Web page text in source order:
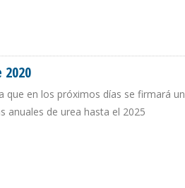
que en los próximos días se firmará un
anuales de urea hasta el 2025